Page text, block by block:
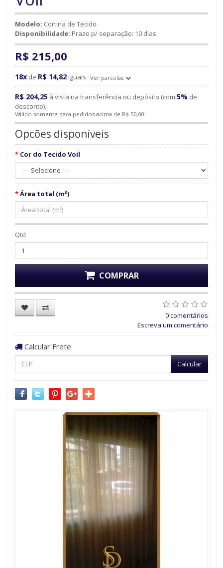
Modelo: Cortina de Tecido
Disponibilidade: Prazo p/ separação: 10 dias
R$ 215,00
18x de R$ 14,82 iguais Ver parcelas
R$ 204,25 à vista na transferência ou depósito (com 5% de
desconto).
Válido somente para pedidos acima de R$ 50,00.
Opcões disponíveis
Cor do Tecido Voil
Área total (m²)
Qtd
COMPRAR
0 comentários
Escreva um comentário
Calcular Frete
Calcular